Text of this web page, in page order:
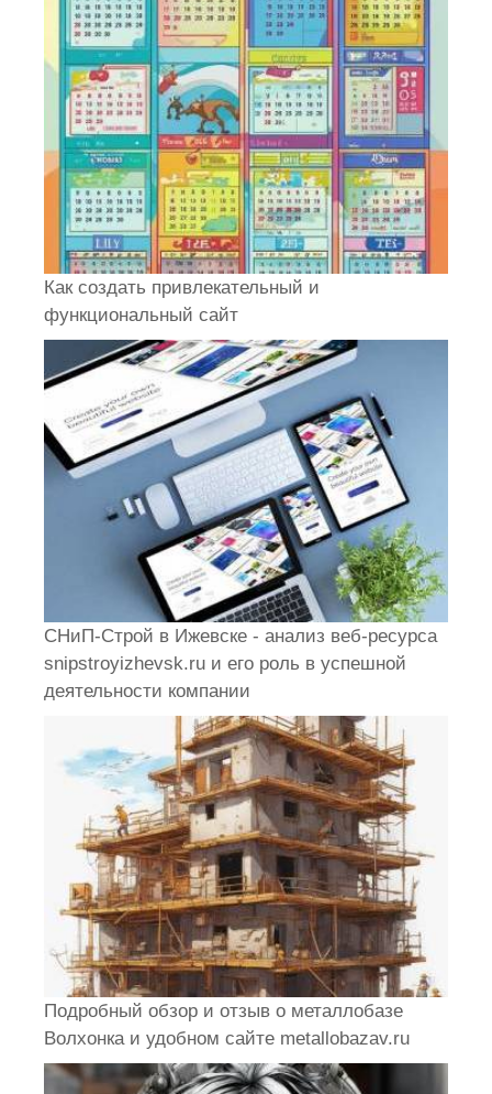
Как создать привлекательный и
функциональный сайт
СНиП-Строй в Ижевске - анализ веб-ресурса
snipstroyizhevsk.ru и его роль в успешной
деятельности компании
Подробный обзор и отзыв о металлобазе
Волхонка и удобном сайте metallobazav.ru